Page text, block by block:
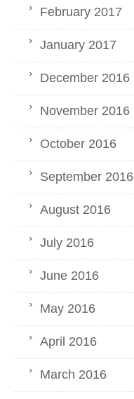
February 2017
January 2017
December 2016
November 2016
October 2016
September 2016
August 2016
July 2016
June 2016
May 2016
April 2016
March 2016